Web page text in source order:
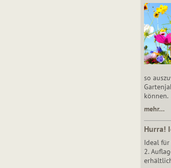
so
können.
mehr…
Hurra!
Ideal für
2.